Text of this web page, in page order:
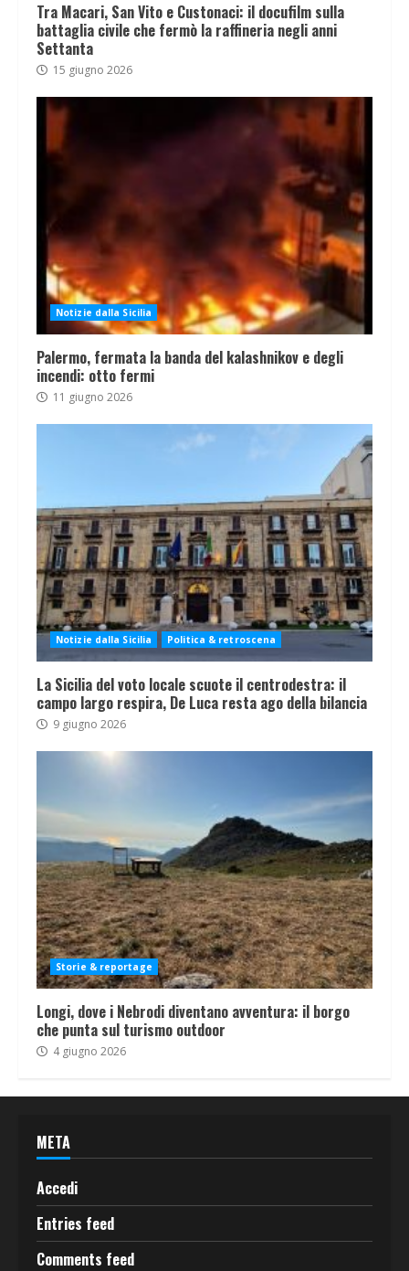
Tra Macari, San Vito e Custonaci: il docufilm sulla
battaglia civile che fermò la raffineria negli anni
Settanta
15 giugno 2026
Notizie dalla Sicilia
Palermo, fermata la banda del kalashnikov e degli
incendi: otto fermi
11 giugno 2026
Notizie dalla Sicilia Politica & retroscena
La Sicilia del voto locale scuote il centrodestra: il
campo largo respira, De Luca resta ago della bilancia
9 giugno 2026
Storie & reportage
Longi, dove i Nebrodi diventano avventura: il borgo
che punta sul turismo outdoor
4 giugno 2026
META
Accedi
Entries feed
Comments feed